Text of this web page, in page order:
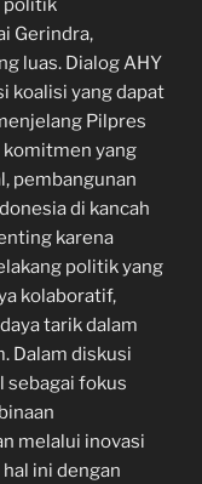
politik
Gerindra,
luas. Dialog AHY
koalisi yang dapat
Pilpres
yang
pembangunan
di kancah
karena
politik yang
kolaboratif,
tarik dalam
Dalam diskusi
sebagai fokus
melalui inovasi
ini dengan